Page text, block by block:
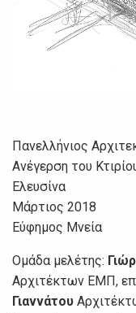
Πανελλήνιος
Ανέγερση του
Ελευσίνα
Μάρτιος 2018
Εύφημος Μνεία
Ομάδα μελέτης:
Αρχιτέκτων ΕΜΠ,
Γιαννάτου